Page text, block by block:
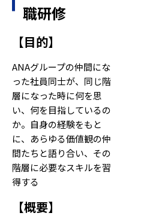
職研修
【目的】
ANAグループの仲間にな
った社員同士が、同じ階
層になった時に何を思
い、何を目指しているの
か。自身の経験をもと
に、あらゆる価値観の仲
間たちと語り合い、その
階層に必要なスキルを習
得する
【概要】